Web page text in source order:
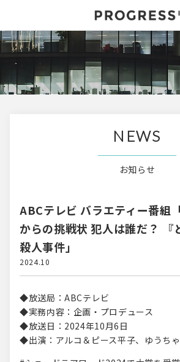
NEWS
お知らせ
2024.10
ABCテレビ バラエティー番組
からの挑戦状 犯人は誰だ？ 『
殺人事件」
◆放送局：ABCテレビ
◆実務内容：企画・プロデュース
◆放送日：2024年10月6日
◆出演：アルコ＆ピース平子、ゆうち